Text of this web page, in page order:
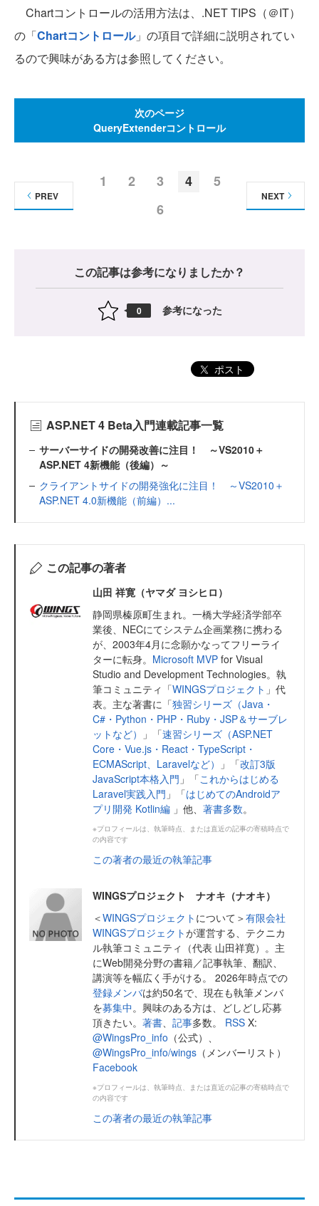
Chartコントロールの活用方法は、.NET TIPS（＠IT）
の「Chartコントロール」の項目で詳細に説明されてい
るので興味がある方は参照してください。
次のページ
QueryExtenderコントロール
1 2 3 4
5
6
PREV NEXT
この記事は参考になりましたか？
0 参考になった
ポスト
ASP.NET 4 Beta入門連載記事一覧
サーバーサイドの開発改善に注目！ ～VS2010＋
ASP.NET 4新機能（後編）～
クライアントサイドの開発強化に注目！ ～VS2010＋
ASP.NET 4.0新機能（前編）...
この記事の著者
山田 祥寛（ヤマダ ヨシヒロ）
静岡県榛原町生まれ。一橋大学経済学部卒
業後、NECにてシステム企画業務に携わる
が、2003年4月に念願かなってフリーライ
ターに転身。 Microsoft MVP for Visual
Studio and Development Technologies。執
筆コミュニティ「WINGSプロジェクト 」代
表。主な著書に「独習シリーズ（Java・
C#・Python・PHP・Ruby・JSP＆サーブレ
ットなど）
」「速習シリーズ（ASP.NET
Core・Vue.js・React・TypeScript・
ECMAScript、Laravelなど）
」「改訂3版
JavaScript本格入門 」「これからはじめる
Laravel実践入門 」「はじめてのAndroidア
プリ開発 Kotlin編 」他、 著書多数。
※プロフィールは、執筆時点、または直近の記事の寄稿時点で
の内容です
この著者の最近の執筆記事
WINGSプロジェクト ナオキ（ナオキ）
＜WINGSプロジェクト について＞有限会社
WINGSプロジェクトが運営する、テクニカ
ル執筆コミュニティ（代表 山田祥寛）。主
にWeb開発分野の書籍／記事執筆、翻訳、
講演等を幅広く手がける。 2026年時点での
登録メンバは約50名で、現在も執筆メンバ
を募集中。興味のある方は、どしどし応募
頂きたい。 著書、 記事多数。 RSS X:
@WingsPro_info （公式）、
@WingsPro_info/wings （メンバーリスト）
Facebook
※プロフィールは、執筆時点、または直近の記事の寄稿時点で
の内容です
この著者の最近の執筆記事